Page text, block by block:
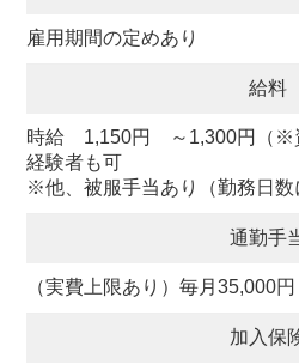
雇用期間の定めあり
給料
時給 1,150円 ～1,300円（※
経験者も可
※他、被服手当あり（勤務日数
通勤手
（実費上限あり）毎月35,000
加入保